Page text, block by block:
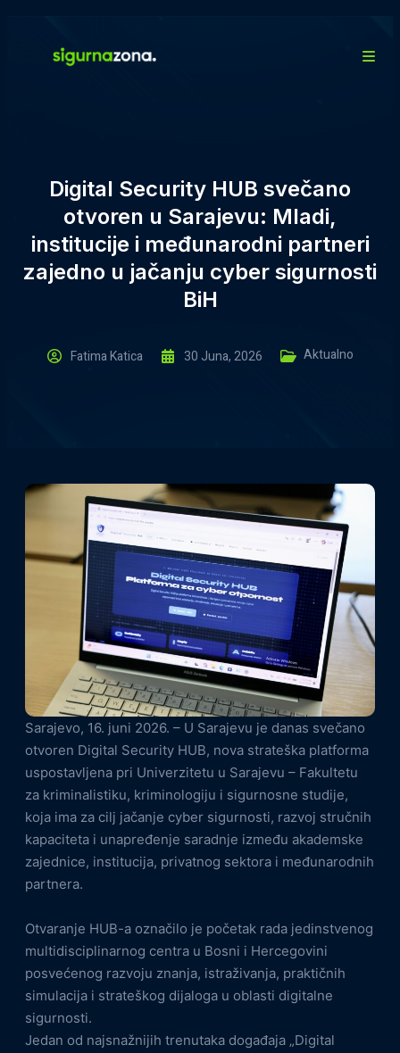
Digital Security HUB svečano
otvoren u Sarajevu: Mladi,
institucije i međunarodni partneri
zajedno u jačanju cyber sigurnosti
BiH
Fatima Katica 30 Juna, 2026 Aktualno
Sarajevo, 16. juni 2026. – U Sarajevu je danas svečano
otvoren Digital Security HUB, nova strateška platforma
uspostavljena pri Univerzitetu u Sarajevu – Fakultetu
za kriminalistiku, kriminologiju i sigurnosne studije,
koja ima za cilj jačanje cyber sigurnosti, razvoj stručnih
kapaciteta i unapređenje saradnje između akademske
zajednice, institucija, privatnog sektora i međunarodnih
partnera.
Otvaranje HUB-a označilo je početak rada jedinstvenog
multidisciplinarnog centra u Bosni i Hercegovini
posvećenog razvoju znanja, istraživanja, praktičnih
simulacija i strateškog dijaloga u oblasti digitalne
sigurnosti.
Jedan od najsnažnijih trenutaka događaja „Digital